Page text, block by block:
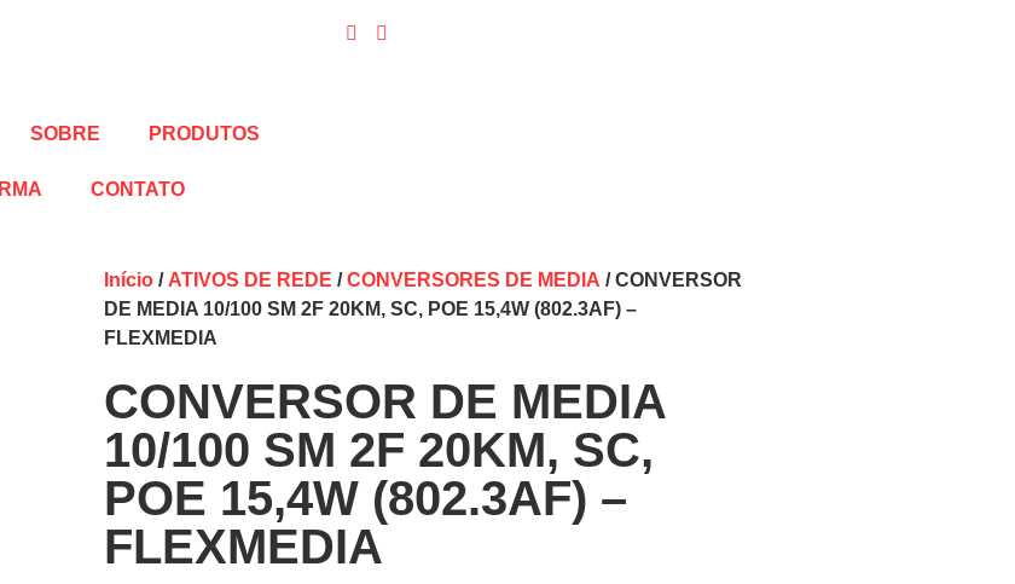
SOBRE PRODUTOS
RMA CONTATO
Início / ATIVOS DE REDE /CONVERSORES DE MEDIA / CONVERSOR
DE MEDIA 10/100 SM 2F 20KM, SC, POE 15,4W (802.3AF) –
FLEXMEDIA
CONVERSOR DE MEDIA
10/100 SM 2F 20KM, SC,
POE 15,4W (802.3AF) –
FLEXMEDIA